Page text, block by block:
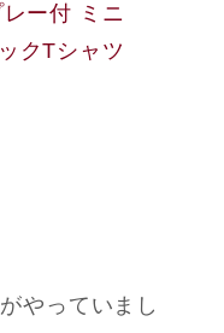
レー付 ミニ
クTシャツ
やっていまし